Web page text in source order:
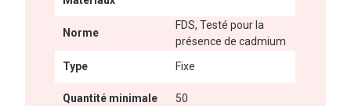
Norme
FDS, Testé pour la
présence de cadmium
Type
Fixe
Quantité minimale 50